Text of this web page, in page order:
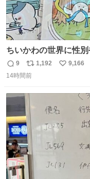
ちいかわの世界に性
かわタロットでも恋
させないように描か
返
信
9
リ
ポ
ト
数
1,192
い
9,166
14時間前